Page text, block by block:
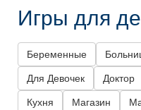
Игры для
Беременные
Для Девочек Доктор
Кухня Магазин